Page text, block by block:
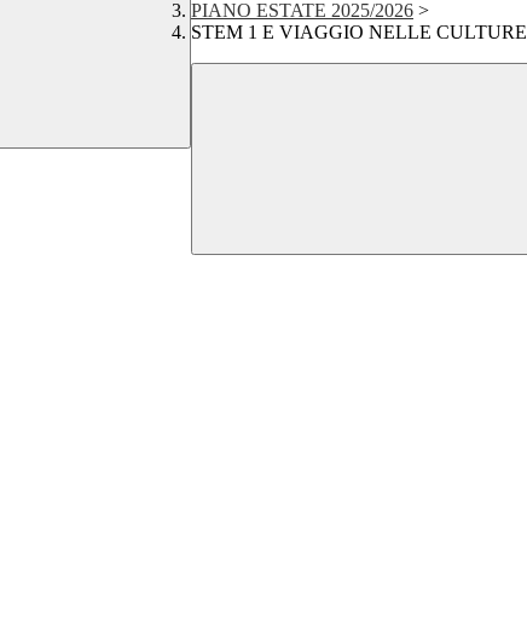
PIANO ESTATE 2025/2026 >
STEM 1 E VIAGGIO NELLE CULTURE